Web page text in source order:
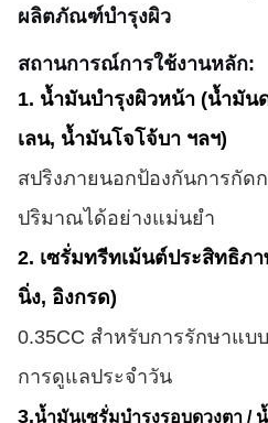
ผลิตภัณฑ์บำรุงผิว
สถานการณ์การใช้งานหลัก:
1. น้ำมันบำรุงผิวหน้า (น้ำมั
เลน, น้ำมันโจโจ้บา ฯลฯ)
สปริงภายนอกป้องกันการกัด
ปริมาณได้อย่างแม่นยำ
2. เซรั่มทรีทเม้นต์ประสิทธิภ
นิ่ง, อิงกรด)
0.35CC สำหรับการรักษาแบ
การดูแลประจำวัน
3.น้ำมันเซรั่มบำรุงรอบดวงตา /